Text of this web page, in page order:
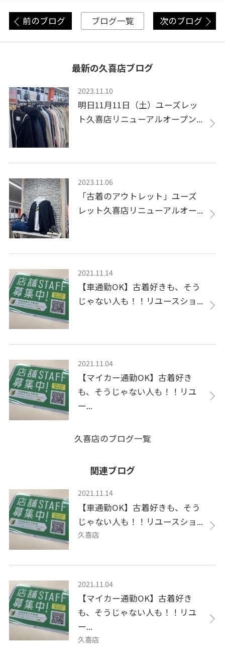
前のブログ ブログ一覧 次のブログ
最新の久喜店ブログ
2023.11.10
明日11月11日（土）ユーズレッ
ト久喜店リニューアルオープン...
2023.11.06
「古着のアウトレット」ユーズ
レット久喜店リニューアルオー...
2021.11.14
【車通勤OK】古着好きも、そう
じゃない人も！！リユースショ...
2021.11.04
【マイカー通勤OK】古着好き
も、そうじゃない人も！！リユ
ー...
久喜店のブログ一覧
関連ブログ
2021.11.14
【車通勤OK】古着好きも、そう
じゃない人も！！リユースショ...
久喜店
2021.11.04
【マイカー通勤OK】古着好き
も、そうじゃない人も！！リユ
ー...
久喜店